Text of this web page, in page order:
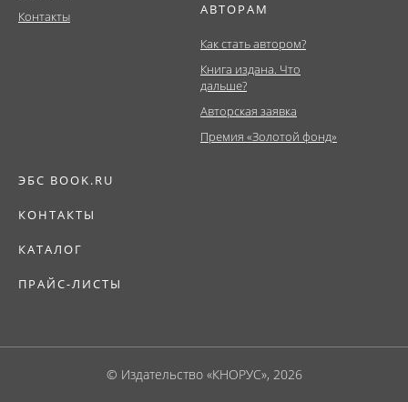
Контакты
АВТОРАМ
Как стать автором?
Книга издана. Что
дальше?
Авторская заявка
Премия «Золотой фонд»
ЭБС BOOK.RU
КОНТАКТЫ
КАТАЛОГ
ПРАЙС-ЛИСТЫ
© Издательство «КНОРУС», 2026